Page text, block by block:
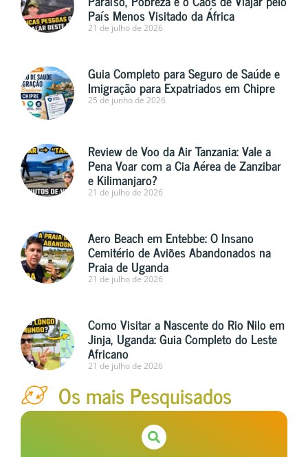
País Menos Visitado da África
21 de julho de 2026
Guia Completo para Seguro de Saúde e
Imigração para Expatriados em Chipre
25 de junho de 2026
Review de Voo da Air Tanzania: Vale a
Pena Voar com a Cia Aérea de Zanzibar
e Kilimanjaro?
21 de julho de 2026
Aero Beach em Entebbe: O Insano
Cemitério de Aviões Abandonados na
Praia de Uganda
21 de julho de 2026
Como Visitar a Nascente do Rio Nilo em
Jinja, Uganda: Guia Completo do Leste
Africano
21 de julho de 2026
Os mais Pesquisados